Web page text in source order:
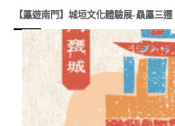
【屭遊南門】城垣文化體驗展-贔屭三遷